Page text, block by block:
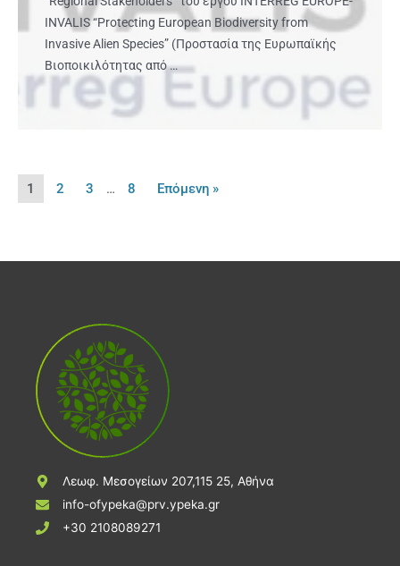
INVALIS “Protecting European Biodiversity from
Invasive Alien Species” (Προστασία της Eυρωπαϊκής
Bιοποικιλότητας από …
1 2 3 … 8 Επόμενη »
Λεωφ. Μεσογείων 207,115 25, Αθήνα
info-ofypeka@prv.ypeka.gr
+30 2108089271